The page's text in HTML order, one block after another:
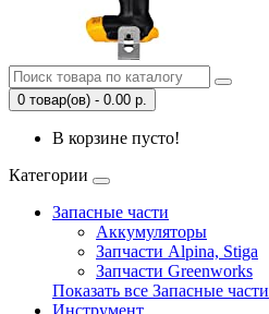
0 товар(ов) - 0.00 р.
В корзине пусто!
Категории
Запасные части
Аккумуляторы
Запчасти Alpina, Stiga
Запчасти Greenworks
Показать все Запасные части
Инструмент